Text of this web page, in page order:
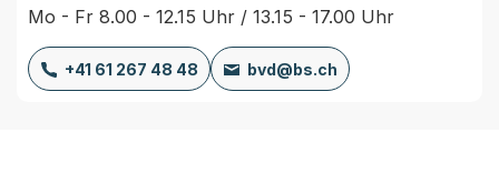
Mo - Fr 8.00 - 12.15 Uhr / 13.15 - 17.00 Uhr
+41 61 267 48 48 bvd@bs.ch